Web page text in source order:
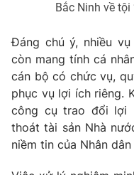
Bắc Ninh về tội
Đáng chú ý, nhiều
còn mang tính cá
cán bộ có chức vụ,
phục vụ lợi ích riêng.
công cụ trao đổi lợi
thoát tài sản Nhà
niềm tin của Nhân